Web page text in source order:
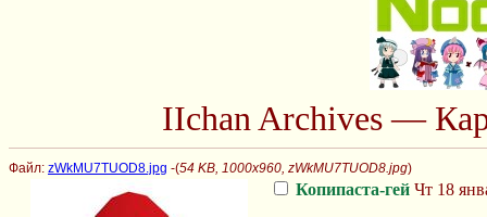
IIchan Archives —
Файл: zWkMU7TUOD8.jpg -(54 KB, 1000x960, zWkMU7TUOD8.jpg)
Копипаста-гей Чт 18